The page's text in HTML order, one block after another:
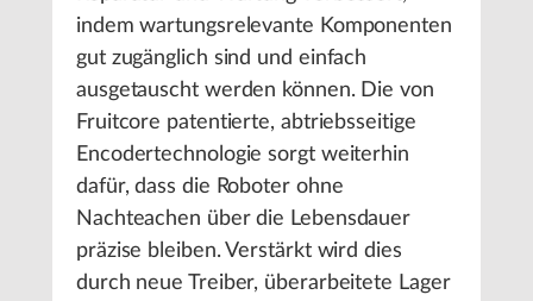
indem wartungsrelevante Komponenten
gut zugänglich sind und einfach
ausgetauscht werden können. Die von
Fruitcore patentierte, abtriebsseitige
Encodertechnologie sorgt weiterhin
dafür, dass die Roboter ohne
Nachteachen über die Lebensdauer
präzise bleiben. Verstärkt wird dies
durch neue Treiber, überarbeitete Lager